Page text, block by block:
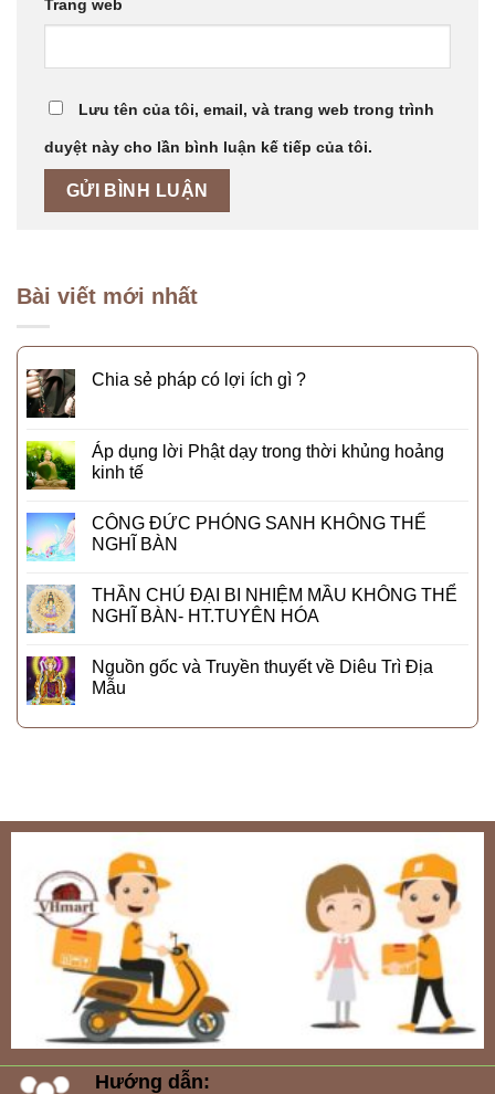
Trang web
Lưu tên của tôi, email, và trang web trong trình
duyệt này cho lần bình luận kế tiếp của tôi.
Bài viết mới nhất
Chia sẻ pháp có lợi ích gì ?
Áp dụng lời Phật dạy trong thời khủng hoảng
kinh tế
CÔNG ĐỨC PHÓNG SANH KHÔNG THỂ
NGHĨ BÀN
THẦN CHÚ ĐẠI BI NHIỆM MẦU KHÔNG THỂ
NGHĨ BÀN- HT.TUYÊN HÓA
Nguồn gốc và Truyền thuyết về Diêu Trì Địa
Mẫu
Hướng dẫn: